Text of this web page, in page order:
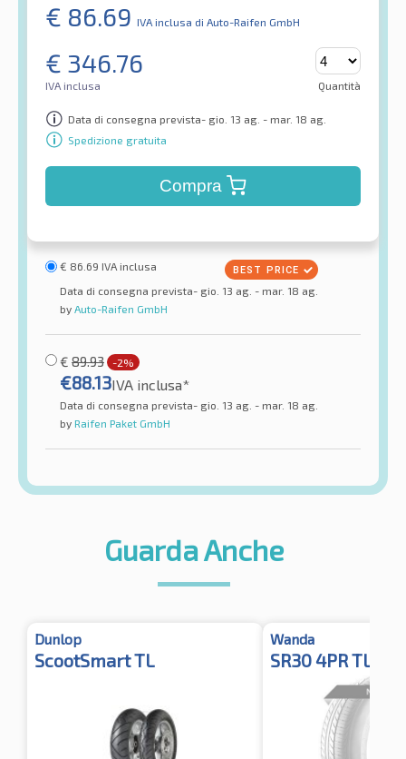
€ 86.69 IVA inclusa di Auto-Raifen GmbH
€ 346.76
IVA inclusa Quantità
Data di consegna prevista- gio. 13 ag. - mar. 18 ag.
Spedizione gratuita
Compra
€ 86.69 IVA inclusa
Data di consegna prevista- gio. 13 ag. - mar. 18 ag.
by Auto-Raifen GmbH
€ 89.93 -2%
€88.13IVA inclusa*
Data di consegna prevista- gio. 13 ag. - mar. 18 ag.
by Raifen Paket GmbH
Guarda Anche
Dunlop
ScootSmart TL
Wanda
SR30 4PR TL